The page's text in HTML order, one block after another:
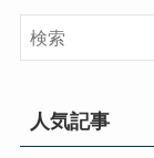
人気記事